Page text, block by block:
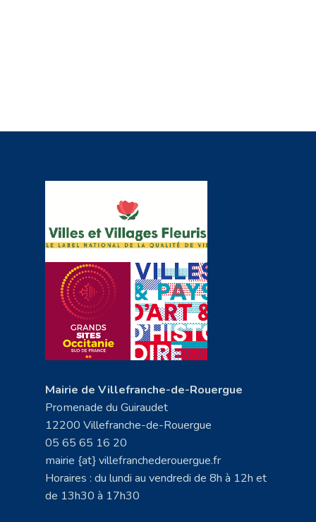
Mairie de Villefranche-de-Rouergue
Promenade du Guiraudet
12200 Villefranche-de-Rouergue
05 65 65 16 20
mairie {at} villefranchederouergue.fr
Horaires : du lundi au vendredi de 8h à 12h et
de 13h30 à 17h30